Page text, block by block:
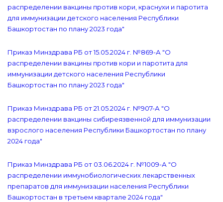
распределении вакцины против кори, краснухи и паротита
для иммунизации детского населения Республики
Башкортостан по плану 2023 года"
Приказ Минздрава РБ от 15.05.2024 г. №869-А "О
распределении вакцины против кори и паротита для
иммунизации детского населения Республики
Башкортостан по плану 2023 года"
Приказ Минздрава РБ от 21.05.2024 г. №907-А "О
распределении вакцины сибиреязвенной для иммунизации
взрослого населения Республики Башкортостан по плану
2024 года"
Приказ Минздрава РБ от 03.06.2024 г. №1009-А "О
распределении иммунобиологических лекарственных
препаратов для иммунизации населения Республики
Башкортостан в третьем квартале 2024 года"